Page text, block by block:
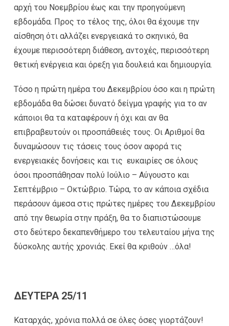
αρχή του Νοεμβρίου έως και την προηγούμενη
εβδομάδα. Προς το τέλος της, όλοι θα έχουμε την
αίσθηση ότι αλλάζει ενεργειακά το σκηνικό, θα
έχουμε περισσότερη διάθεση, αντοχές, περισσότερη
θετική ενέργεια και όρεξη για δουλειά και δημιουργία.
Τόσο η πρώτη ημέρα του Δεκεμβρίου όσο και η πρώτη
εβδομάδα θα δώσει δυνατό δείγμα γραφής για το αν
κάποιοι θα τα καταφέρουν ή όχι και αν θα
επιβραβευτούν οι προσπάθειές τους. Οι Αριθμοί θα
δυναμώσουν τις τάσεις τους όσον αφορά τις
ενεργειακές δονήσεις και τις ευκαιρίες σε όλους
όσοι προσπάθησαν πολύ Ιούλιο – Αύγουστο και
Σεπτέμβριο – Οκτώβριο. Τώρα, το αν κάποια σχέδια
περάσουν άμεσα στις πρώτες ημέρες του Δεκεμβρίου
από την θεωρία στην πράξη, θα το διαπιστώσουμε
στο δεύτερο δεκαπενθήμερο του τελευταίου μήνα της
δύσκολης αυτής χρονιάς. Εκεί θα κριθούν …όλα!
ΔΕΥΤΕΡΑ 25/11
Καταρχάς, χρόνια πολλά σε όλες όσες γιορτάζουν!